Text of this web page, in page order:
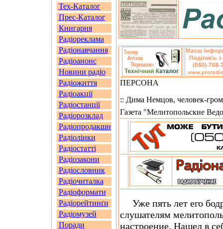
Тех-Каталог
Прес-Каталог
Книгарня
Радіореклама
Радіонавчання
Радіоанонс
Новини радіо
Радіожиття
Радіоакції
Радіостанції
Радіорозклад
Радіопродакшн
Радіолінки
Радіостатті
Радіозакони
Радіословник
Радіочиталка
Радіоформати
Радіорейтинґи
Радіомузей
Поради
ПЕРСОНА
:: Дима Немцов, человек-
Газета "Мелитопольские
Уже пять лет его
слушателям
настроение. Нашел в